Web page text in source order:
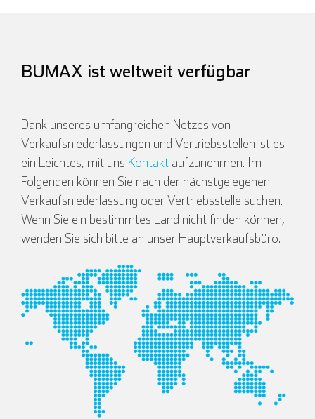
BUMAX ist weltweit verfügbar
Dank unseres umfangreichen Netzes von
Verkaufsniederlassungen und Vertriebsstellen ist es
ein Leichtes, mit uns Kontakt aufzunehmen. Im
Folgenden können Sie nach der nächstgelegenen.
Verkaufsniederlassung oder Vertriebsstelle suchen.
Wenn Sie ein bestimmtes Land nicht finden können,
wenden Sie sich bitte an unser Hauptverkaufsbüro.